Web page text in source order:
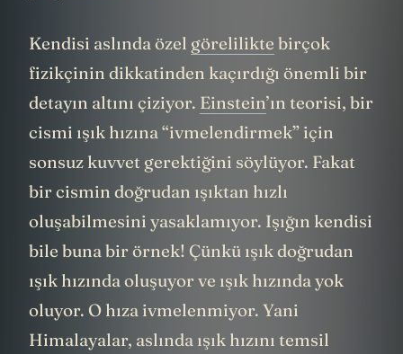
Kendisi aslında özelgöreliliktebirçok
fizikçinin dikkatinden kaçırdığı önemli bir
detayın altını çiziyor.Einstein’ın teorisi, bir
cismi ışık hızına “ivmelendirmek” için
sonsuz kuvvet gerektiğini söylüyor. Fakat
bir cismin doğrudan ışıktan hızlı
oluşabilmesini yasaklamıyor. Işığın kendisi
bile buna bir örnek! Çünkü ışık doğrudan
ışık hızında oluşuyor ve ışık hızında yok
oluyor. O hıza ivmelenmiyor. Yani